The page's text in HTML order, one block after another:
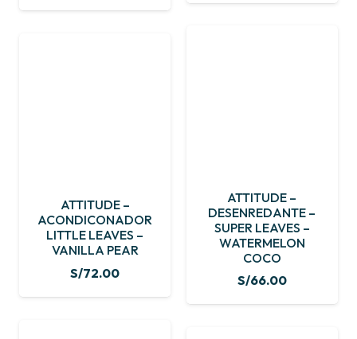
ATTITUDE –
ACONDICONADOR
LITTLE LEAVES –
VANILLA PEAR
S/72.00
ATTITUDE –
DESENREDANTE –
SUPER LEAVES –
WATERMELON
COCO
S/66.00